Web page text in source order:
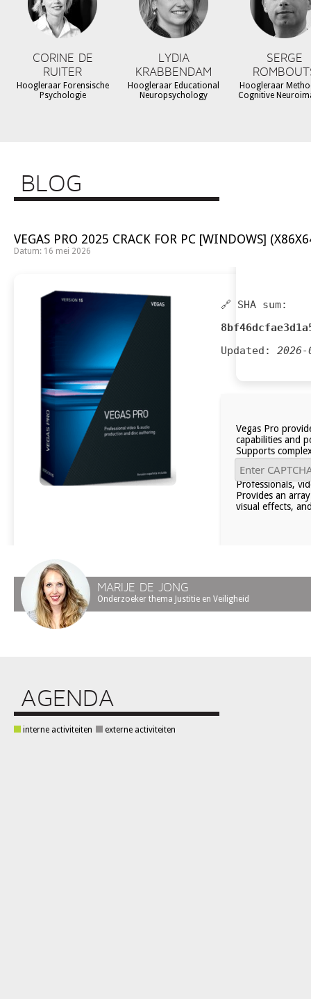
CORINE DE
RUITER
Hoogleraar Forensische
Psychologie
LYDIA
KRABBENDAM
Hoogleraar Educational
Neuropsychology
SERGE
Hoogleraar
Cognitive
BLOG
VEGAS PRO 2025 CRACK FOR PC [WINDOWS]
Datum: 16 mei 2026
🔗 SHA sum:
Updated: 2026-
Vegas Pro
capabilities and
Supports
channel audio
NET and C#
Professionals,
Provides an
visual effects,
MARIJE DE JONG
Onderzoeker thema Justitie en Veiligheid
AGENDA
interne activiteiten externe activiteiten